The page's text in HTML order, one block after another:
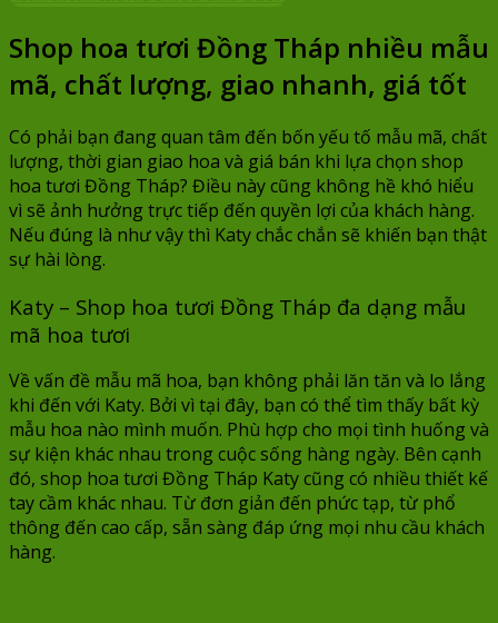
1.100.000 ₫.
là:
990.000 ₫.
Shop hoa tươi Đồng Tháp nhiều mẫu
mã, chất lượng, giao nhanh, giá tốt
Có phải bạn đang quan tâm đến bốn yếu tố mẫu mã, chất
lượng, thời gian giao hoa và giá bán khi lựa chọn shop
hoa tươi Đồng Tháp? Điều này cũng không hề khó hiểu
vì sẽ ảnh hưởng trực tiếp đến quyền lợi của khách hàng.
Nếu đúng là như vậy thì Katy chắc chắn sẽ khiến bạn thật
sự hài lòng.
Katy – Shop hoa tươi Đồng Tháp đa dạng mẫu
mã hoa tươi
Về vấn đề mẫu mã hoa, bạn không phải lăn tăn và lo lắng
khi đến với Katy. Bởi vì tại đây, bạn có thể tìm thấy bất kỳ
mẫu hoa nào mình muốn. Phù hợp cho mọi tình huống và
sự kiện khác nhau trong cuộc sống hàng ngày. Bên cạnh
đó, shop hoa tươi Đồng Tháp Katy cũng có nhiều thiết kế
tay cầm khác nhau. Từ đơn giản đến phức tạp, từ phổ
thông đến cao cấp, sẵn sàng đáp ứng mọi nhu cầu khách
hàng.